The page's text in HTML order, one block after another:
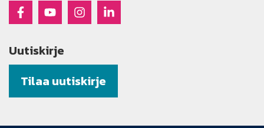
Raseko Facebookissa
Raseko Youtubessa
Raseko Instagramissa
Raseko Linkedinissä
Uutiskirje
Tilaa uutiskirje